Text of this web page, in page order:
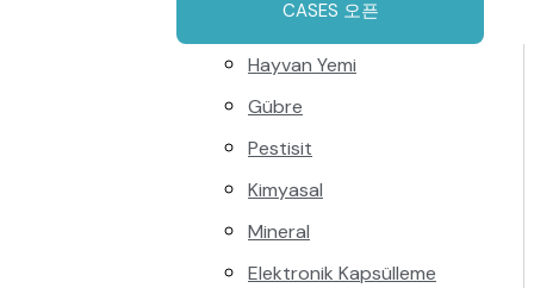
CASES 오픈
Hayvan Yemi
Gübre
Pestisit
Kimyasal
Mineral
Elektronik Kapsülleme